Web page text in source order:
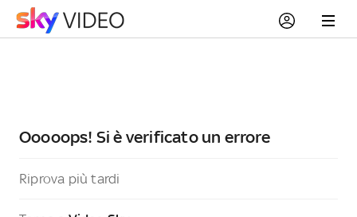
Ooooops! Si è verificato un errore
Riprova più tardi